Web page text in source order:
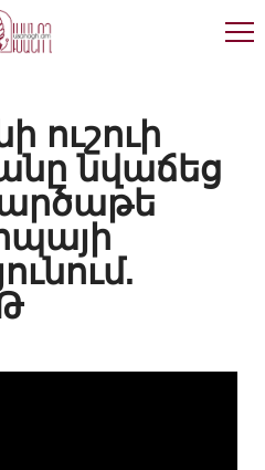
ուշուի
նվաճեց
արծաթե